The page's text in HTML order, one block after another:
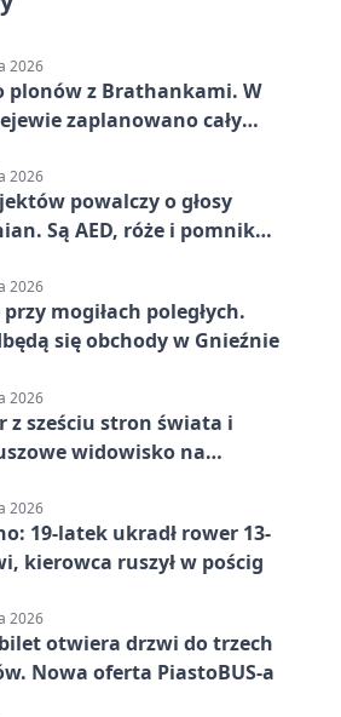
2026
plonów z Brathankami. W
zaplanowano cały
2026
powalczy o głosy
Są AED, róże i pomnik
2026
mogiłach poległych.
się obchody w Gnieźnie
2026
z sześciu stron świata i
widowisko na
2026
19-latek ukradł rower 13-
kierowca ruszył w pościg
2026
otwiera drzwi do trzech
Nowa oferta PiastoBUS-a